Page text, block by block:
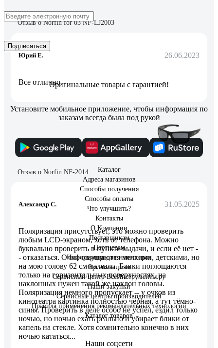
Отзыв о Norfin for 03 NF-LJ2003
Юрий Е. 26.06.2023
Все отлично.
17 отзывов
Отзыв о Norfin NF-2014
Александр С. 31.05.2025
Поляризация присутствует, это можно проверить
любым LCD-экраном, хоть от телефона. Можно
буквально проверить в пункте выдачи, и если её нет -
- отказаться. Очки ощущаются мелкими, детскими, но
на мою голову 62 см налезли. Блики поглощаются
только на горизонтальных поверхностях, на
наклонных нужен такой же наклон головы.
Поляризация немного пропускает -- у очков из
кинотеатра картинка полностью чёрная, а тут тёмно-
синяя. Проверить в деле особо не успел, ездил только
ночью, но ночью ехать реально и убирает блики от
капель на стекле. Хотя сомнительно конечно в них
ночью кататься...
Подписаться
Оригинальные товары с гарантией!
Установите мобильное приложение, чтобы информация по
заказам всегда была под рукой
Каталог
Адреса магазинов
Способы получения
Способы оплаты
Что улучшить?
Контакты
О Компании
Поставщикам
Партнерам
Информация для инвесторов
Организациям
Сервисный центр ВсеИнструменты.ру
Наши закупки
Сервисные центры производителей
Правила применения рекомендательных технологий
Каталог товаров
Наши соцсети